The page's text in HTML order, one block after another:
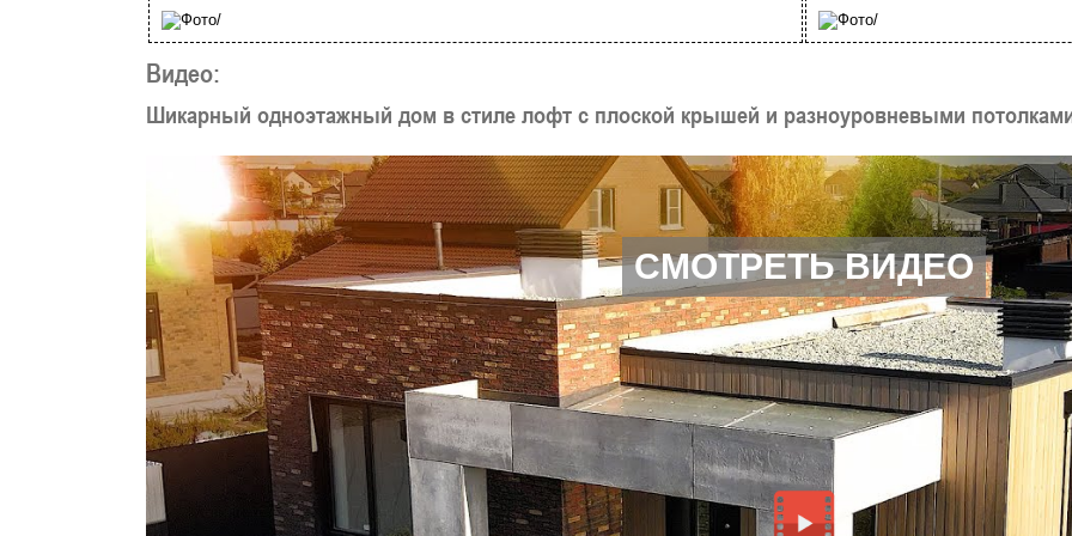
Видео:
Шикарный одноэтажный дом в стиле лофт с плоской крышей и разноуровневыми
СМОТРЕТЬ ВИДЕО